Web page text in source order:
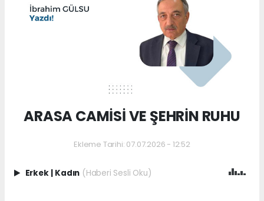
ARASA CAMİSİ VE ŞEHRİN RUHU
Ekleme Tarihi: 07.07.2026 - 12:52
Erkek | Kadın (Haberi Sesli Oku)